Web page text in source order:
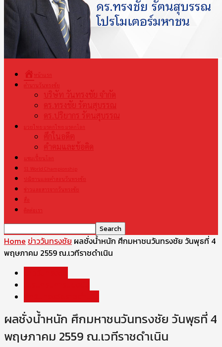
หน้าแรก
ตำนานวันทรงชัย
บริษัท วันทรงชัย จำกัด
ดร.ทรงชัย รัตนสุบรรณ
ดร.ปริยากร รัตนสุบรรณ
มวยไทย มรดกไทย มรดกโลก
ศึกในอดีต
คำคมและข้อคิด
แชมเปี้ยนโลก
S1 World Championship
ปณิธานและคำสอนวันทรงชัย
ข่าวและสารจากวันทรงชัย
สื่อ
ติดต่อเรา
Home ข่าววันทรงชัย ผลชั่งน้ำหนัก ศึกมหาชนวันทรงชัย วันพุธที่ 4
พฤษภาคม 2559 ณ.เวทีราชดำเนิน
ผลชั่งน้ำหนัก ศึกมหาชนวันทรงชัย วันพุธที่ 4
พฤษภาคม 2559 ณ.เวทีราชดำเนิน